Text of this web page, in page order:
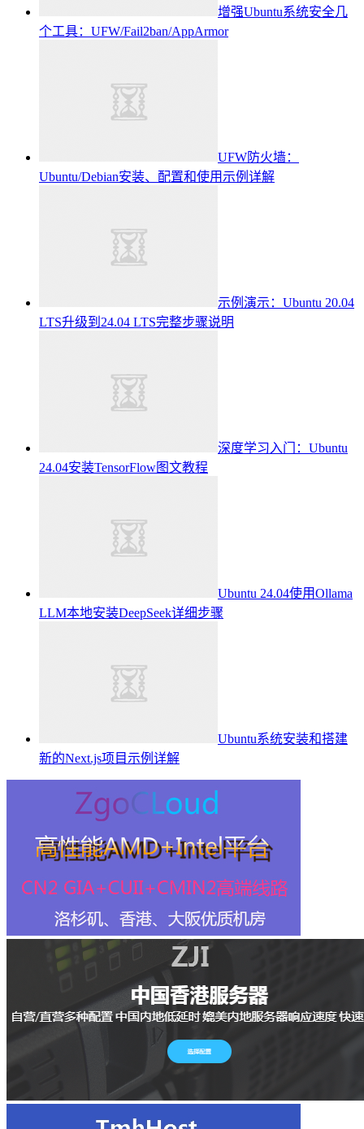
增强Ubuntu系统安全几
个工具：UFW/Fail2ban/AppArmor
UFW防火墙：
Ubuntu/Debian安装、配置和使用示例详解
示例演示：Ubuntu 20.04
LTS升级到24.04 LTS完整步骤说明
深度学习入门：Ubuntu
24.04安装TensorFlow图文教程
Ubuntu 24.04使用Ollama
LLM本地安装DeepSeek详细步骤
Ubuntu系统安装和搭建
新的Next.js项目示例详解